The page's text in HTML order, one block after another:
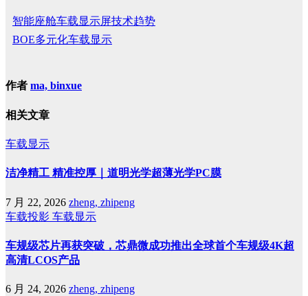
智能座舱车载显示屏技术趋势
BOE多元化车载显示
作者 ma, binxue
相关文章
车载显示
洁净精工 精准控厚｜道明光学超薄光学PC膜
7 月 22, 2026 zheng, zhipeng
车载投影 车载显示
车规级芯片再获突破，芯鼎微成功推出全球首个车规级4K超
高清LCOS产品
6 月 24, 2026 zheng, zhipeng